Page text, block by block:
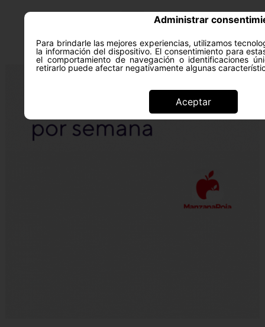
Administrar
Para brindarle las mejores experiencias, utilizamos
la información del dispositivo. El consentimiento para
el comportamiento de navegación o identificaciones
retirarlo puede afectar negativamente algunas
Aceptar